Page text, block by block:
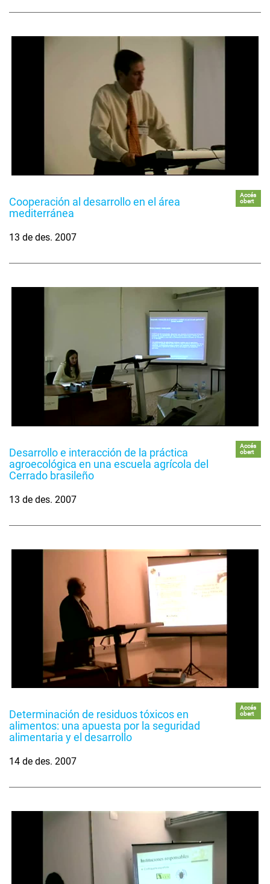
Cooperación al desarrollo en el área
mediterránea
Accés
obert
13 de des. 2007
Desarrollo e interacción de la práctica
agroecológica en una escuela agrícola del
Cerrado brasileño
Accés
obert
13 de des. 2007
Determinación de residuos tóxicos en
alimentos: una apuesta por la seguridad
alimentaria y el desarrollo
Accés
obert
14 de des. 2007